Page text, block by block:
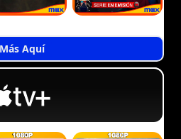
Más Aquí